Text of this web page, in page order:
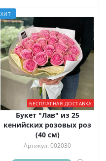
ХИТ
БЕСПЛАТНАЯ ДОСТАВКА
Букет "Лав" из 25
кенийских розовых роз
(40 см)
Артикул: 002030